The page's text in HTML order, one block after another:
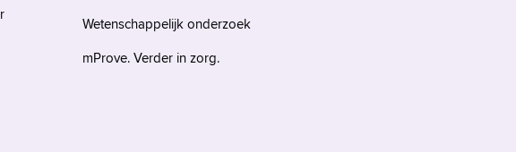
Wetenschappelijk onderzoek
mProve. Verder in zorg.